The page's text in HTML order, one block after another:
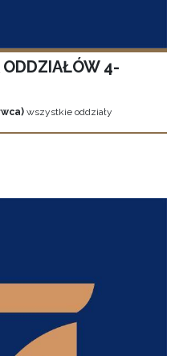
4-
wszystkie oddziały